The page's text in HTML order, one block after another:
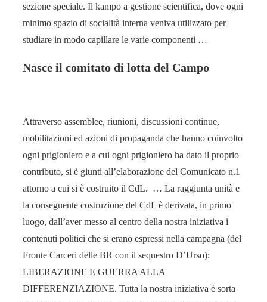
sezione speciale. Il kampo a gestione scientifica, dove ogni
minimo spazio di socialità interna veniva utilizzato per
studiare in modo capillare le varie componenti …
Nasce il comitato di lotta del Campo
Attraverso assemblee, riunioni, discussioni continue,
mobilitazioni ed azioni di propaganda che hanno coinvolto
ogni prigioniero e a cui ogni prigioniero ha dato il proprio
contributo, si è giunti all’elaborazione del Comunicato n.1
attorno a cui si è costruito il CdL. … La raggiunta unità e
la conseguente costruzione del CdL è derivata, in primo
luogo, dall’aver messo al centro della nostra iniziativa i
contenuti politici che si erano espressi nella campagna (del
Fronte Carceri delle BR con il sequestro D’Urso):
LIBERAZIONE E GUERRA ALLA
DIFFERENZIAZIONE. Tutta la nostra iniziativa è sorta